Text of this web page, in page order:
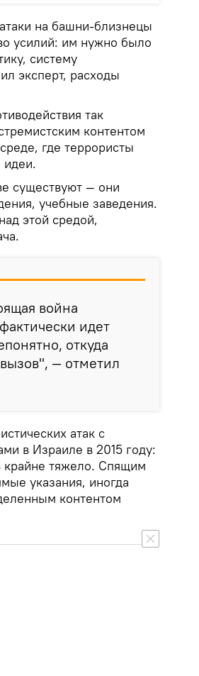
на башни-близнецы
усилий: им нужно было
систему
эксперт, расходы
так
контентом
где террористы
идеи.
существуют — они
учебные заведения.
этой средой,
война
идет
откуда
— отметил
атак с
в Израиле в 2015 году:
крайне тяжело. Спящим
указания, иногда
контентом